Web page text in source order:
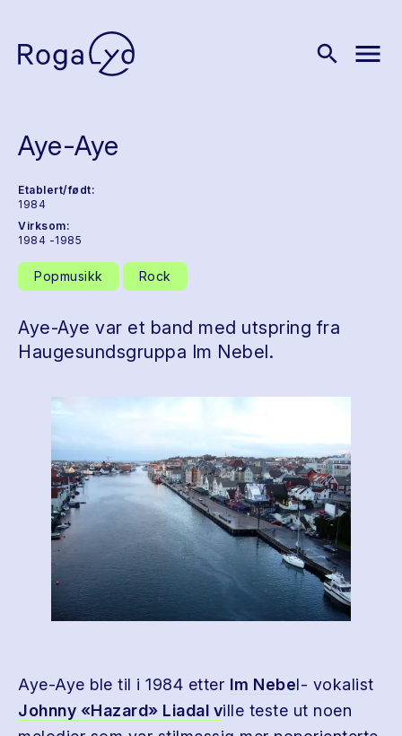
search menu
Aye-Aye
Etablert/født:
1984
Virksom:
1984 -1985
Popmusikk Rock
Aye-Aye var et band med utspring fra
Haugesundsgruppa Im Nebel.
Aye-Aye ble til i 1984 etter Im Nebel- vokalist
Johnny «Hazard» Liadal ville teste ut noen